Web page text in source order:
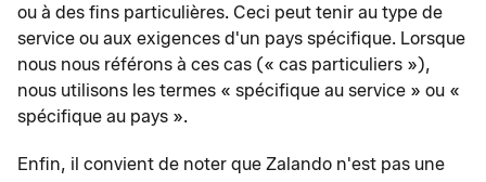
ou à des fins particulières. Ceci peut tenir au type de
service ou aux exigences d'un pays spécifique. Lorsque
nous nous référons à ces cas (« cas particuliers »),
nous utilisons les termes « spécifique au service » ou «
spécifique au pays ».
Enfin, il convient de noter que Zalando n'est pas une